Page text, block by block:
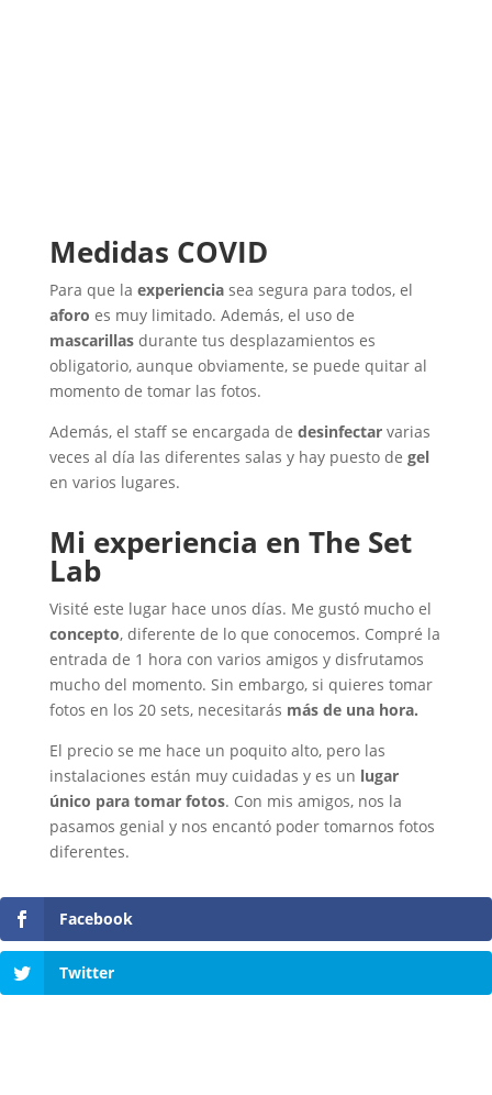
Medidas COVID
Para que la experienciasea segura para todos, el
aforo es muy limitado. Además, el uso de
mascarillasdurante tus desplazamientos es
obligatorio, aunque obviamente, se puede quitar al
momento de tomar las fotos.
Además, el staff se encargada de desinfectarvarias
veces al día las diferentes salas y hay puesto de gel
en varios lugares.
Mi experiencia en The Set
Lab
Visité este lugar hace unos días. Me gustó mucho el
concepto, diferente de lo que conocemos. Compré la
entrada de 1 hora con varios amigos y disfrutamos
mucho del momento. Sin embargo, si quieres tomar
fotos en los 20 sets, necesitarás más de una hora.
El precio se me hace un poquito alto, pero las
instalaciones están muy cuidadas y es un lugar
único para tomar fotos. Con mis amigos, nos la
pasamos genial y nos encantó poder tomarnos fotos
diferentes.
Facebook
Twitter